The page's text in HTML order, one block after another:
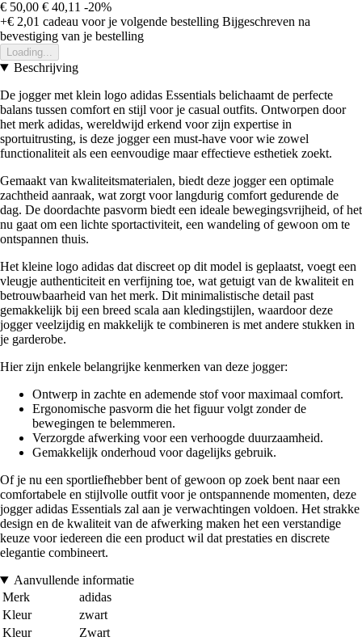
€ 50,00 € 40,11 -20%
+€ 2,01 cadeau voor je volgende bestelling Bijgeschreven na
bevestiging van je bestelling
Loading...
Beschrijving
De jogger met klein logo adidas Essentials belichaamt de perfecte
balans tussen comfort en stijl voor je casual outfits. Ontworpen door
het merk adidas, wereldwijd erkend voor zijn expertise in
sportuitrusting, is deze jogger een must-have voor wie zowel
functionaliteit als een eenvoudige maar effectieve esthetiek zoekt.
Gemaakt van kwaliteitsmaterialen, biedt deze jogger een optimale
zachtheid aanraak, wat zorgt voor langdurig comfort gedurende de
dag. De doordachte pasvorm biedt een ideale bewegingsvrijheid, of het
nu gaat om een lichte sportactiviteit, een wandeling of gewoon om te
ontspannen thuis.
Het kleine logo adidas dat discreet op dit model is geplaatst, voegt een
vleugje authenticiteit en verfijning toe, wat getuigt van de kwaliteit en
betrouwbaarheid van het merk. Dit minimalistische detail past
gemakkelijk bij een breed scala aan kledingstijlen, waardoor deze
jogger veelzijdig en makkelijk te combineren is met andere stukken in
je garderobe.
Hier zijn enkele belangrijke kenmerken van deze jogger:
Ontwerp in zachte en ademende stof voor maximaal comfort.
Ergonomische pasvorm die het figuur volgt zonder de
bewegingen te belemmeren.
Verzorgde afwerking voor een verhoogde duurzaamheid.
Gemakkelijk onderhoud voor dagelijks gebruik.
Of je nu een sportliefhebber bent of gewoon op zoek bent naar een
comfortabele en stijlvolle outfit voor je ontspannende momenten, deze
jogger adidas Essentials zal aan je verwachtingen voldoen. Het strakke
design en de kwaliteit van de afwerking maken het een verstandige
keuze voor iedereen die een product wil dat prestaties en discrete
elegantie combineert.
Aanvullende informatie
Merk
adidas
Kleur
zwart
Kleur
Zwart